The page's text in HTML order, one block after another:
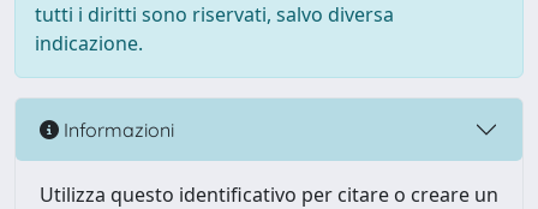
tutti i diritti sono riservati, salvo diversa
indicazione.
Informazioni
Utilizza questo identificativo per citare o creare un